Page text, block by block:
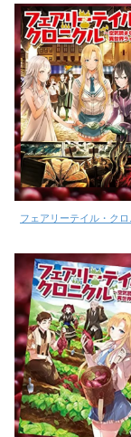
フェアリーテイル・ク